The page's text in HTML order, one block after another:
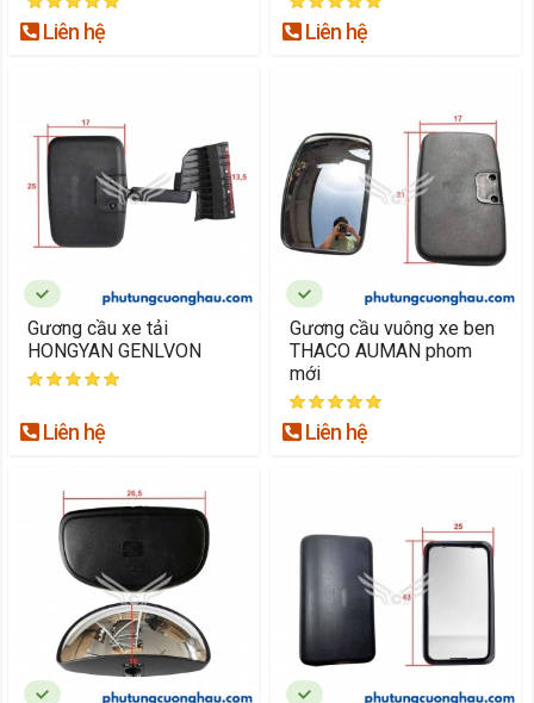
Liên hệ Liên hệ
Gương cầu xe tải
HONGYAN GENLVON
Liên hệ
Gương cầu vuông xe ben
THACO AUMAN phom
mới
Liên hệ